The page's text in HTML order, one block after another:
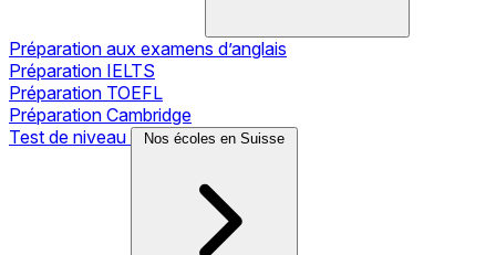
Préparation aux examens d’anglais
Préparation IELTS
Préparation TOEFL
Préparation Cambridge
Test de niveau
Nos écoles en Suisse